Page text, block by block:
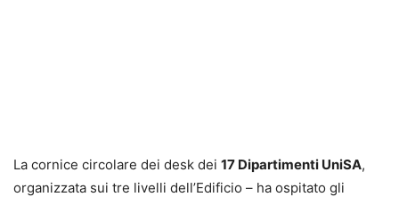
La cornice circolare dei desk dei 17 Dipartimenti UniSA,
organizzata sui tre livelli dell’Edificio – ha ospitato gli